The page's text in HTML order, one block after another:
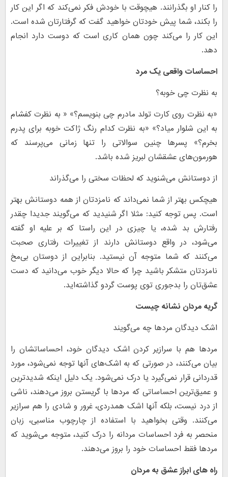
را کنار او بگذرانند. هیچوقت با خودش فکر نمی‌کند که اگر این کار
را بکند، شما پیش خودتان خواهید گفت که گرفتارتان شده است.
این کار را می‌کند چون همان کاری است که دوست دارد انجام
دهد.
احساسات واقعی یک مرد
به نظرت چی خوبه؟
«به نظرت روی کارت تولد مادرم چی بنویسم؟» « به نظرت کفشام
به این شلوار میاد؟» «به نظرت کدام رنگ ژاکت خوبه برای پدرم
بخرم؟» پسرها چنین سوالاتی را تنها زمانی می‌پرسند که
هورمون‌های عشقشان لبریز شده باشد.
از دوستانش می‌شنوید که لحظات سختی را می‌گذراند
هیچکس بهتر از شما نمی‌داند که نامزدتان از همه دوستانش بهتر
است. پس توجه کنید: مثلا اگر شنیدید که می‌گویند جدیدا چقدر
رفتارش بد شده، یا چیزی در این راستا که بر علیه او گفته
می‌شود، در واقع دوستانش دارند از تغییرات رفتاری صحبت
می‌کنند که شما متوجه آن نیستید. بنابراین از دوستان بی‌مخ
نامزدتان متشکر باشید چرا که حالا دیگر خوب می‌دانید که دست
عشق‌تان را بدجوری توی پوست گردو گذاشته‌اید.
گریه مردان نشانه چیست
اشک دیدگان مردها چه می‌گویند
مردها هم با سرازیر کردن اشک دیدگان خود، احساساتشان را
بیان می‌کنند، در صورتی که به اشک‌های آنها توجه نمی‌شود، مورد
قدردانی قرار نمی‌گیرد یا درک نمی‌شود. یک دلیل اینکه شدیدترین
و عمیق‌ترین احساساتی که مردها با گریستن بروز می‌دهند، ناشی
از درد نیست، بلکه آنها اشک همدردی، غرور و شادی را هم سرازیر
می‌کنند. وقتی بخواهید با استفاده از چارچوب مناسبی، زبان
منحصر به فرد احساسات مردانه را درک کنید، متوجه می‌شوید که
مردها فقط احساسات خود را بروز می‌دهند.
راه های ابراز عشق به مردان